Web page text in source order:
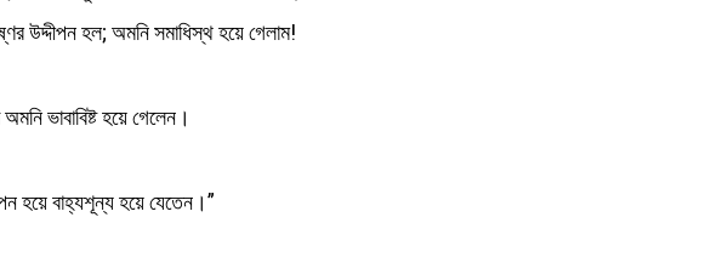
উদ্দীপন হল; অমনি সমাধিস্থ হয়ে গেলাম!
ভাবাবিষ্ট হয়ে গেলেন।
হয়ে বাহ্যশূন্য হয়ে যেতেন।”